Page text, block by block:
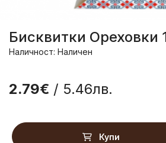
Бисквитки Ореховки
Наличност: Наличен
2.79€ / 5.46лв.
Купи